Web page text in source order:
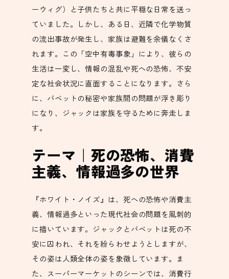
ーウィグ）と子供たちと共に平穏な日常を送っ
ていました。しかし、ある日、近隣で化学物質
の流出事故が発生し、家族は避難を余儀なくさ
れます。この「空中有毒事象」により、彼らの
生活は一変し、情報の混乱や死への恐怖、不安
定な社会状況に直面することになります。さら
に、バベットの秘密や家族間の問題が浮き彫り
になり、ジャックは家族を守るために奔走しま
す。
テーマ｜死の恐怖、消費
主義、情報過多の世界
『ホワイト・ノイズ』は、死への恐怖や消費主
義、情報過多といった現代社会の問題を風刺的
に描いています。ジャックとバベットは死の不
安に囚われ、それを紛らわせようとしますが、
その姿は人類全体の姿を象徴しています。ま
た、スーパーマーケットのシーンでは、消費行